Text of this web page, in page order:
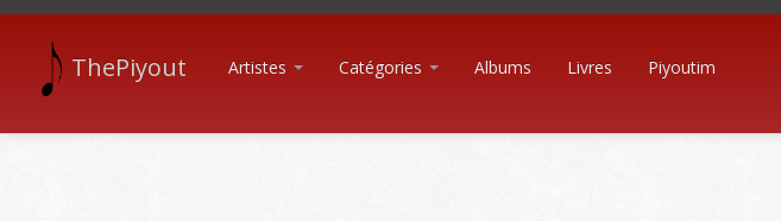
ThePiyout Artistes Catégories Albums Livres Piyoutim